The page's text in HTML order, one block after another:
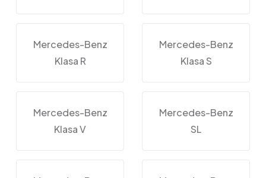
Mercedes-Benz
Klasa R
Mercedes-Benz
Klasa S
Mercedes-Benz
Klasa V
Mercedes-Benz
SL